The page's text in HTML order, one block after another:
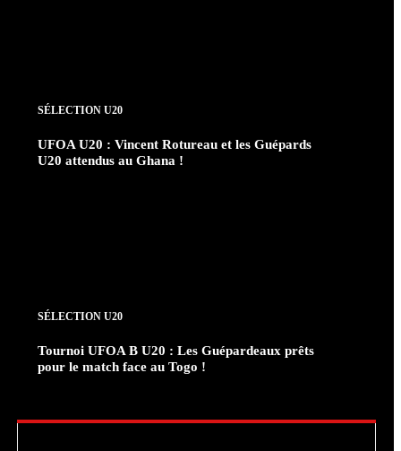
SÉLECTION U20
UFOA U20 : Vincent Rotureau et les Guépards
U20 attendus au Ghana !
SÉLECTION U20
Tournoi UFOA B U20 : Les Guépardeaux prêts
pour le match face au Togo !